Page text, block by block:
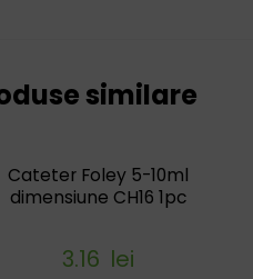
similare
Cateter Foley 5-10ml
dimensiune CH16 1pc
3.16 lei